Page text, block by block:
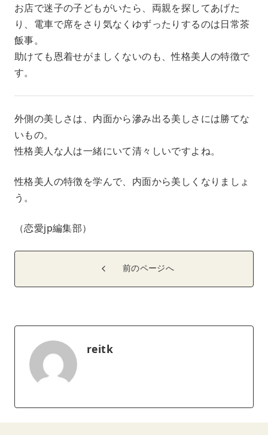
お店で迷子の子どもがいたら、両親を探してあげた
り、電車で席をさり気なくゆずったりするのは日常茶
飯事。
助けても恩着せがましくないのも、性格美人の特徴で
す。
外側の美しさは、内面から滲み出る美しさには勝てな
いもの。
性格美人な人は一緒にいて清々しいですよね。
性格美人の特徴を学んで、内面から美しくなりましょ
う。
（恋愛jp編集部）
前のページへ
reitk